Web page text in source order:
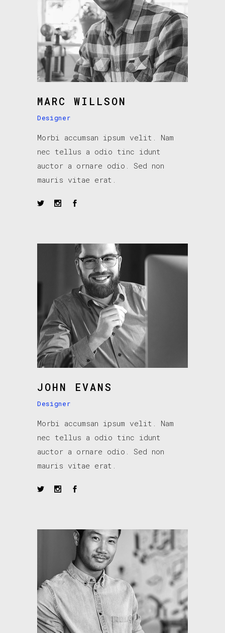
MARC WILLSON
Designer
Morbi accumsan ipsum velit. Nam
nec tellus a odio tinc idunt
auctor a ornare odio. Sed non
mauris vitae erat.
JOHN EVANS
Designer
Morbi accumsan ipsum velit. Nam
nec tellus a odio tinc idunt
auctor a ornare odio. Sed non
mauris vitae erat.